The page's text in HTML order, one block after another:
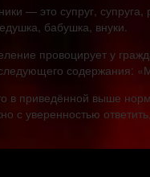
— это супруг,
бабушка, внуки.
провоцирует у
содержания:
в приведённой выше
с уверенностью